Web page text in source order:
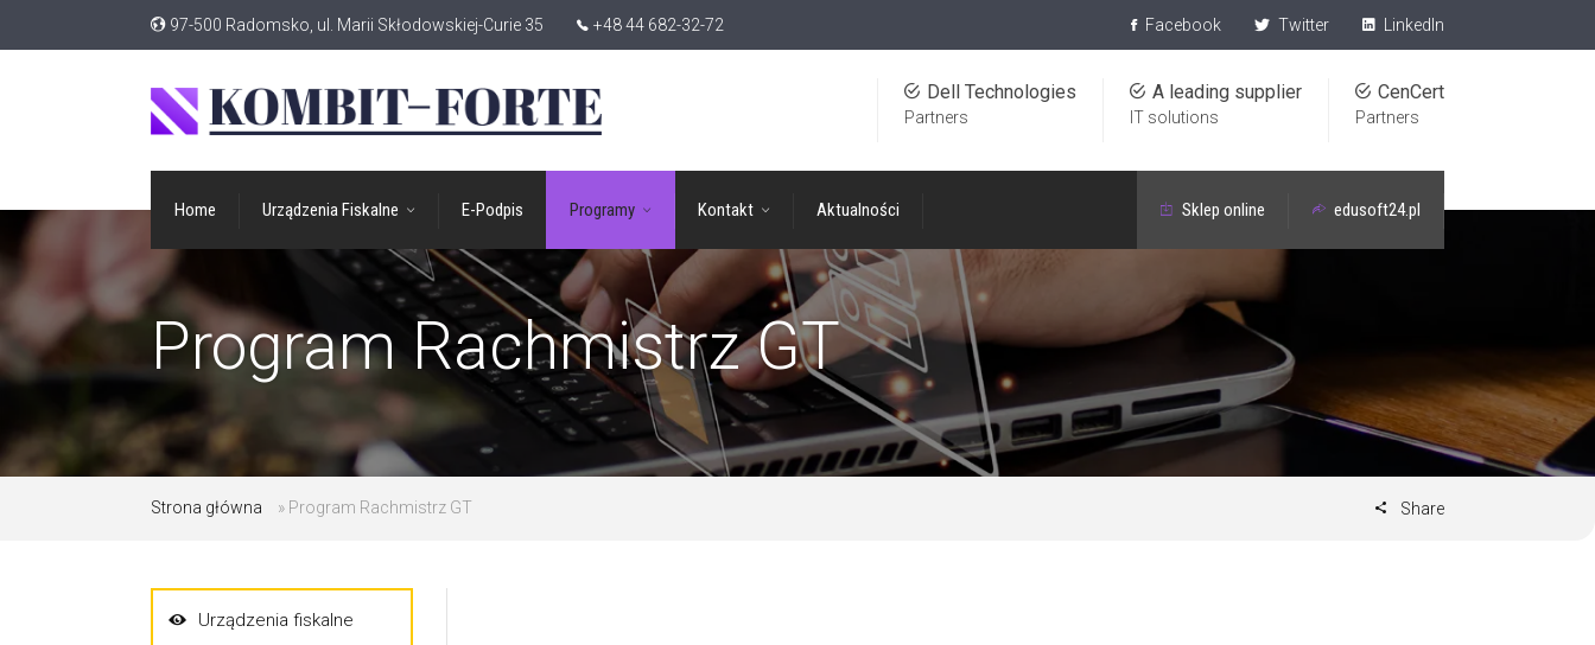
97-500 Radomsko, ul. Marii Skłodowskiej-Curie 35 +48 44 682-32-72 Facebook Twitter LinkedIn
CenCert
Partners
A leading supplier
IT solutions
Dell Technologies
Partners
Home Urządzenia Fiskalne E-Podpis Programy Kontakt Aktualności edusoft24.pl
Sklep online
Program Rachmistrz GT
Strona główna » Program Rachmistrz GT Share
Urządzenia fiskalne